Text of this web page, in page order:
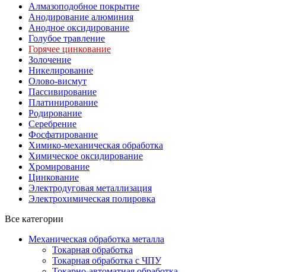
Алмазоподобное покрытие
Анодирование алюминия
Анодное оксидирование
Голубое травление
Горячее цинкование
Золочение
Никелирование
Олово-висмут
Пассивирование
Платинирование
Родирование
Серебрение
Фосфатирование
Химико-механическая обработка
Химическое оксидирование
Хромирование
Цинкование
Электродуговая металлизация
Электрохимическая полировка
Все категории
Механическая обработка металла
Токарная обработка
Токарная обработка с ЧПУ